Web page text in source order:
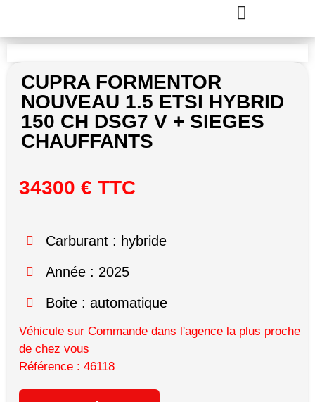
CUPRA FORMENTOR
NOUVEAU 1.5 ETSI HYBRID
150 CH DSG7 V + SIEGES
CHAUFFANTS
34300 € TTC
Carburant : hybride
Année : 2025
Boite : automatique
Véhicule sur Commande dans l'agence la plus proche
de chez vous
Référence : 46118